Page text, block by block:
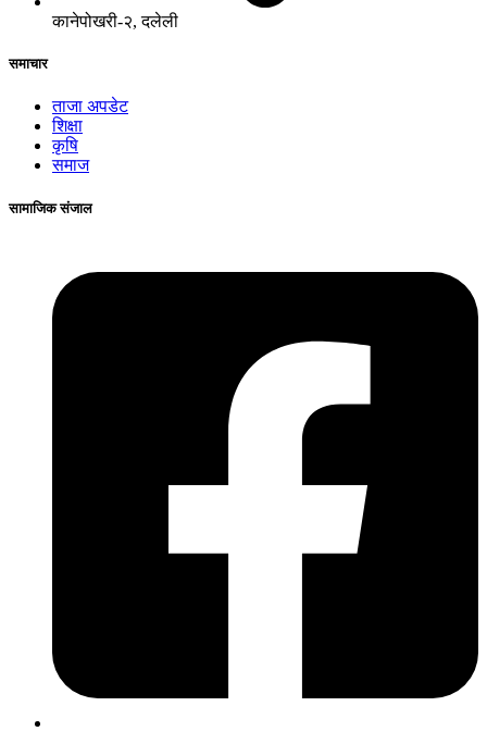
कानेपोखरी-२, दलेली
समाचार
ताजा अपडेट
शिक्षा
कृषि
समाज
सामाजिक संजाल